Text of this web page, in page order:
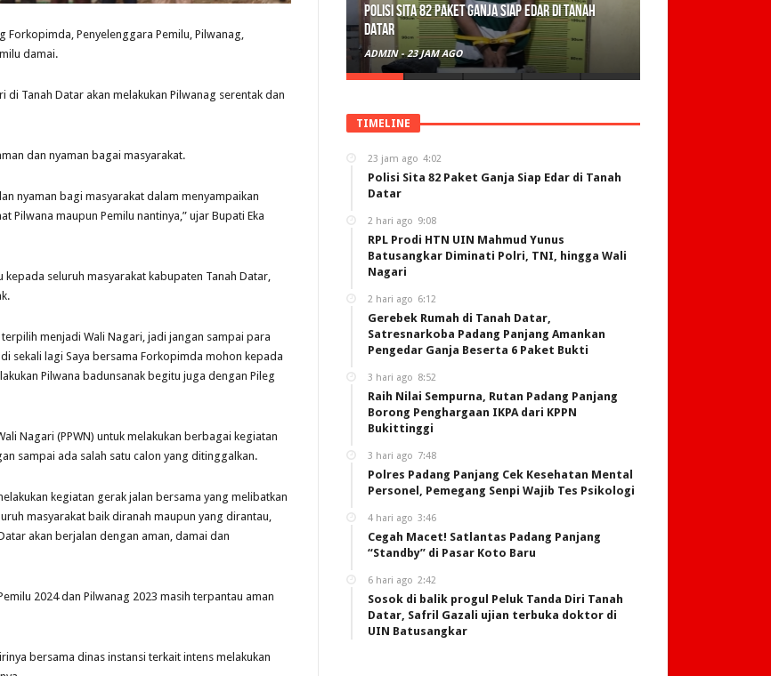
Forkopimda, Penyelenggara Pemilu, Pilwanag,
damai.
Tanah Datar akan melakukan Pilwanag serentak dan
dan nyaman bagai masyarakat.
nyaman bagi masyarakat dalam menyampaikan
Pilwana maupun Pemilu nantinya,” ujar Bupati Eka
seluruh masyarakat kabupaten Tanah Datar,
menjadi Wali Nagari, jadi jangan sampai para
sekali lagi Saya bersama Forkopimda mohon kepada
Pilwana badunsanak begitu juga dengan Pileg
Nagari (PPWN) untuk melakukan berbagai kegiatan
sampai ada salah satu calon yang ditinggalkan.
kegiatan gerak jalan bersama yang melibatkan
masyarakat baik diranah maupun yang dirantau,
akan berjalan dengan aman, damai dan
2024 dan Pilwanag 2023 masih terpantau aman
bersama dinas instansi terkait intens melakukan
Polisi Sita 82 Paket Ganja Siap Edar di Tanah
Datar
ADMIN -23 JAM AGO
TIMELINE
23 jam ago 4:02
Polisi Sita 82 Paket Ganja Siap Edar di Tanah
Datar
2 hari ago 9:08
RPL Prodi HTN UIN Mahmud Yunus
Batusangkar Diminati Polri, TNI, hingga Wali
Nagari
2 hari ago 6:12
Gerebek Rumah di Tanah Datar,
Satresnarkoba Padang Panjang Amankan
Pengedar Ganja Beserta 6 Paket Bukti
3 hari ago 8:52
Raih Nilai Sempurna, Rutan Padang Panjang
Borong Penghargaan IKPA dari KPPN
Bukittinggi
3 hari ago 7:48
Polres Padang Panjang Cek Kesehatan Mental
Personel, Pemegang Senpi Wajib Tes Psikologi
4 hari ago 3:46
Cegah Macet! Satlantas Padang Panjang
“Standby” di Pasar Koto Baru
6 hari ago 2:42
Sosok di balik progul Peluk Tanda Diri Tanah
Datar, Safril Gazali ujian terbuka doktor di
UIN Batusangkar